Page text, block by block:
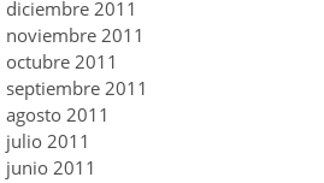
diciembre 2011
noviembre 2011
octubre 2011
septiembre 2011
agosto 2011
julio 2011
junio 2011